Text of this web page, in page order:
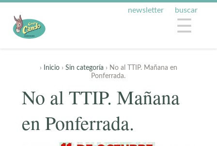
buscar
newsletter
☰
› Inicio › Sin categoría › No al TTIP. Mañana en
Ponferrada.
No al TTIP. Mañana
en Ponferrada.